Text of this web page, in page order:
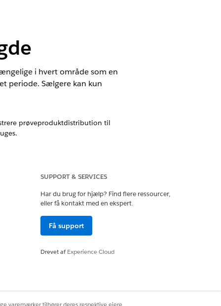
i hvert område som en
periode. Sælgere kan kun
prøveproduktdistribution til
Ja
SUPPORT & SERVICES
Har du brug for hjælp? Find flere ressourcer,
eller få kontakt med en ekspert.
Få support
Drevet afExperience Cloud
varemærker tilhører deres respektive ejere.